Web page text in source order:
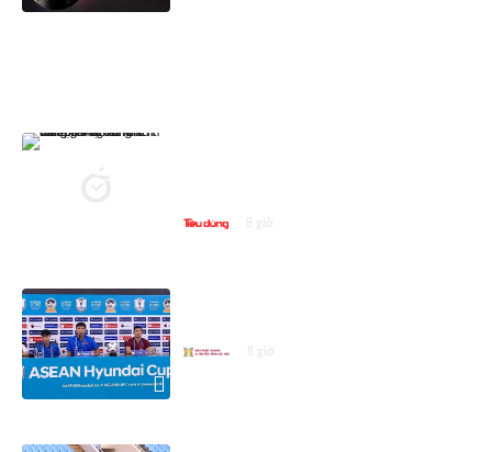
8 giờ
8 giờ